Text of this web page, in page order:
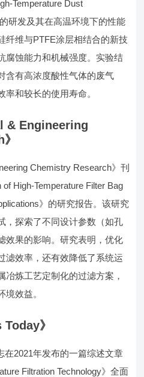
Temperature Dust
研发及其在高温环境下的性能
纤维与PTFE涂层相结合的新技
腐蚀能力和机械强度。实验结
含有高浓度酸性气体的废气
和较长的使用寿命。
& Engineering
Chemistry Research》刊
High-Temperature Filter Bag
》的研究报告。该研究
，探索了不同设计参数（如孔
效果的影响。研究表明，优化
滤效率，还有效降低了系统运
冶炼工艺定制化的过滤方案，
境效益。
》
在2021年发布的一篇综述文章
Filtration Technology》全面